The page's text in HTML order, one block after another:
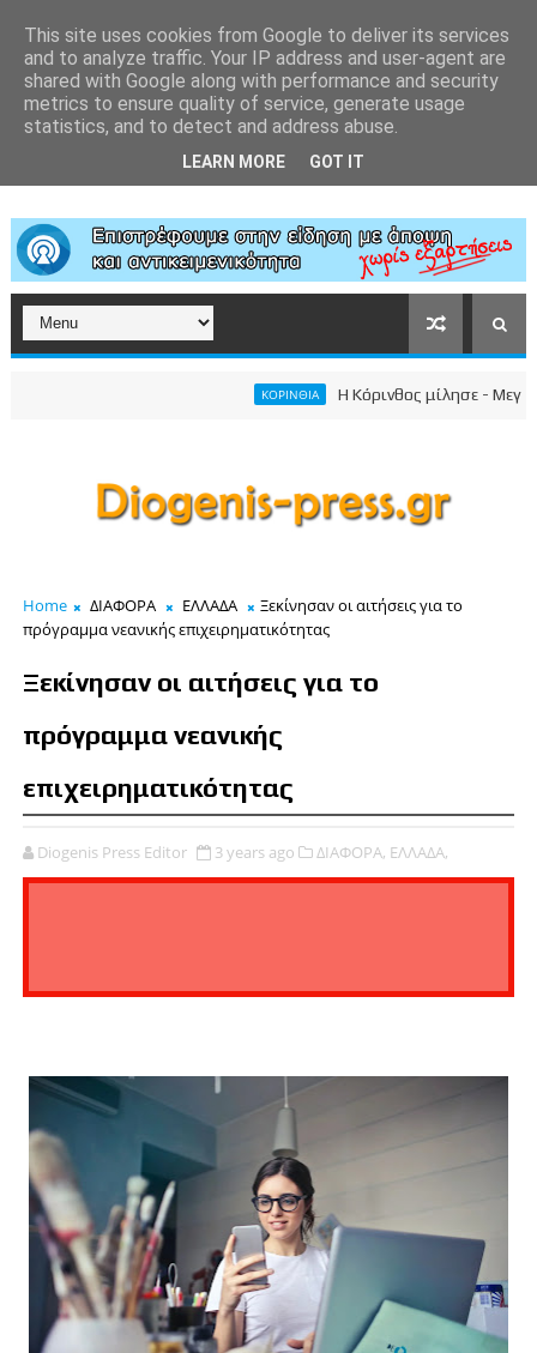
ΚΟΡΙΝΘΙΑ Η Κόρινθος μίλησε -
Home ΔΙΑΦΟΡΑ ΕΛΛΑΔΑ
Ξεκίνησαν οι αιτήσεις για το
πρόγραμμα νεανικής επιχειρηματικότητας
Ξεκίνησαν οι αιτήσεις για το
πρόγραμμα νεανικής
επιχειρηματικότητας
Diogenis Press Editor 3 years ago ΔΙΑΦΟΡΑ, ΕΛΛΑΔΑ,
This site uses cookies from Google to deliver its services
and to analyze traffic. Your IP address and user-agent are
shared with Google along with performance and security
metrics to ensure quality of service, generate usage
statistics, and to detect and address abuse.
LEARN MORE GOT IT